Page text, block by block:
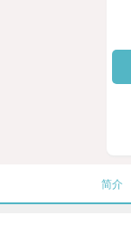
简介